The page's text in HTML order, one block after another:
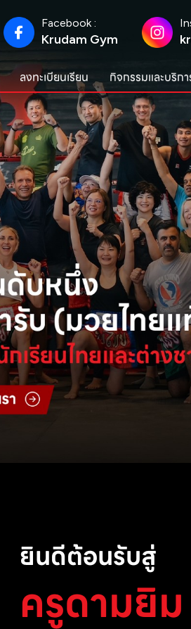
Facebook :
Krudam Gym
ลงทะเบียนเรียน กิจกรรมและบริกา
ยินดีต้อนรับสู่
ครูดามยิม